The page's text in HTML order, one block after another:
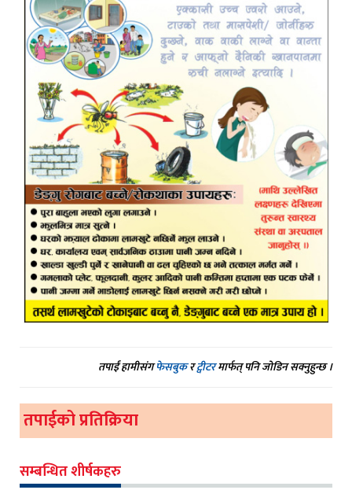
तपाईं हामीसंगफेसबुकरट्वीटरमार्फत् पनि जोडिन सक्नुहुन्छ ।
तपाईको प्रतिक्रिया
सम्बन्धित शीर्षकहरु